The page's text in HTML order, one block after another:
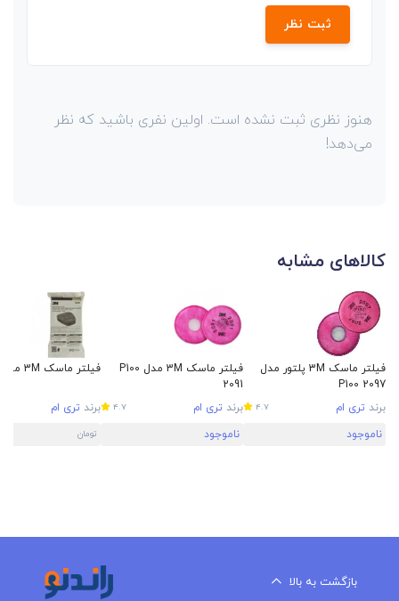
ثبت نظر
هنوز نظری ثبت نشده است. اولین نفری باشید که نظر
می‌دهد!
کالاهای مشابه
فیلتر ماسک 3M پلتور مدل
P100 2097
برند تری ام 4.7
ناموجود
فیلتر ماسک 3M مدل P100
2091
برند تری ام 4.7
ناموجود
فیلتر ماسک 3M مدل 6006
برند تری ام
تومان
بازگشت به بالا